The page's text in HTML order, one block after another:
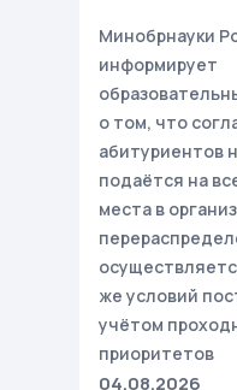
Минобрнауки
информирует
о том, что
абитуриентов
подаётся на
места в
же условий
учётом
приоритетов
04.08.2026